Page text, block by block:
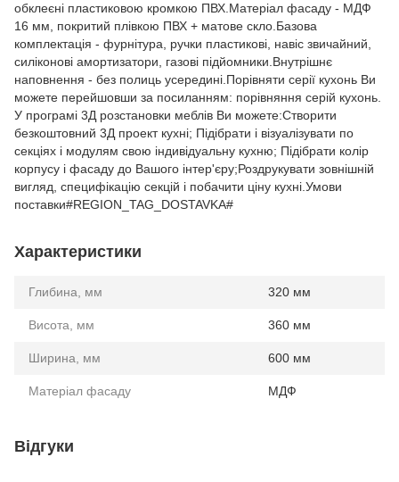
обклеєні пластиковою кромкою ПВХ.Матеріал фасаду - МДФ
16 мм, покритий плівкою ПВХ + матове скло.Базова
комплектація - фурнітура, ручки пластикові, навіс звичайний,
силіконові амортизатори, газові підйомники.Внутрішнє
наповнення - без полиць усередині.Порівняти серії кухонь Ви
можете перейшовши за посиланням: порівняння серій кухонь.
У програмі 3Д розстановки меблів Ви можете:Створити
безкоштовний 3Д проект кухні; Підібрати і візуалізувати по
секціях і модулям свою індивідуальну кухню; Підібрати колір
корпусу і фасаду до Вашого інтер'єру;Роздрукувати зовнішній
вигляд, специфікацію секцій і побачити ціну кухні.Умови
поставки#REGION_TAG_DOSTAVKA#
Характеристики
Глибина, мм 320 мм
Висота, мм 360 мм
Ширина, мм 600 мм
Матеріал фасаду МДФ
Відгуки